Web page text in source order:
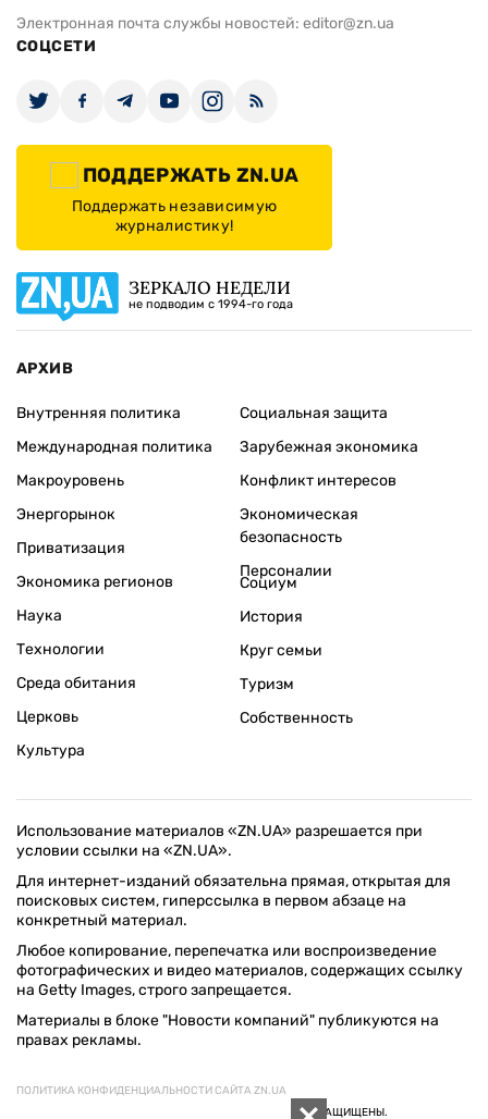
Электронная почта службы новостей: editor@zn.ua
СОЦСЕТИ
ПОДДЕРЖАТЬ ZN.UA
Поддержать независимую
журналистику!
ЗЕРКАЛО НЕДЕЛИ
не подводим с 1994-го года
АРХИВ
Внутренняя политика
Международная политика
Макроуровень
Энергорынок
Приватизация
Экономика регионов
Социальная защита
Зарубежная экономика
Конфликт интересов
Экономическая
безопасность
Персоналии
Наука
Технологии
Среда обитания
Церковь
Культура
Социум
История
Круг семьи
Туризм
Собственность
Использование материалов «ZN.UA» разрешается при
условии ссылки на «ZN.UA».
Для интернет-изданий обязательна прямая, открытая для
поисковых систем, гиперссылка в первом абзаце на
конкретный материал.
Любое копирование, перепечатка или воспроизведение
фотографических и видео материалов, содержащих ссылку
на Getty Images, строго запрещается.
Материалы в блоке "Новости компаний" публикуются на
правах рекламы.
ПОЛИТИКА КОНФИДЕНЦИАЛЬНОСТИ САЙТА ZN.UA
© 1994–2026 «ЗЕРКАЛО НЕДЕЛИ. УКРАИНА». ВСЕ ПРАВА ЗАЩИЩЕНЫ.